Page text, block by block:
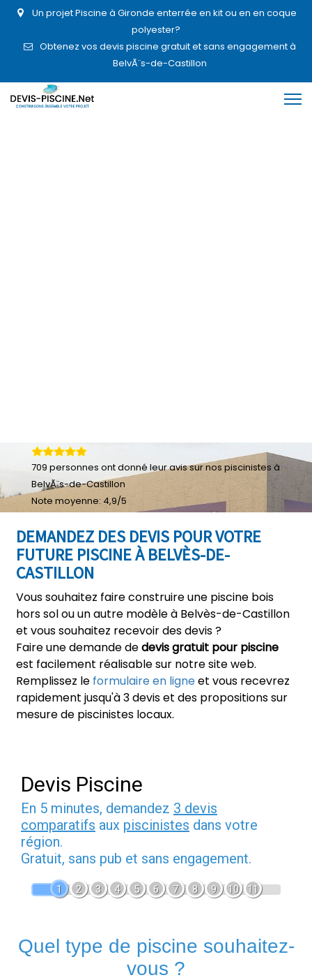
Un projet Piscine à Gironde enterrée en kit ou en en coque
polyester?
Obtenez vos devis piscine gratuit et sans engagement à
BelvÃ¨s-de-Castillon
DEMANDEZ DES DEVIS POUR VOTRE
FUTURE PISCINE À BELVÈS-DE-
CASTILLON
Vous souhaitez faire construire une piscine bois
hors sol ou un autre modèle à Belvès-de-Castillon
et vous souhaitez recevoir des devis ?
Faire une demande dedevis gratuit pour piscine
est facilement réalisable sur notre site web.
Remplissez le formulaire en ligneet vous recevrez
rapidement jusqu'à 3 devis et des propositions sur
mesure de piscinistes locaux.
709 personnes ont donné leuravis sur nos piscinistes à
BelvÃ¨s-de-Castillon
Note moyenne: 4,9/5
Devis Piscine
En 5 minutes, demandez 3 devis
comparatifs aux piscinistes dans votre
région.
Gratuit, sans pub et sans engagement.
1 2 3 4 5 6 7 8 9 10 11
Quel type de piscine souhaitez-
vous ?